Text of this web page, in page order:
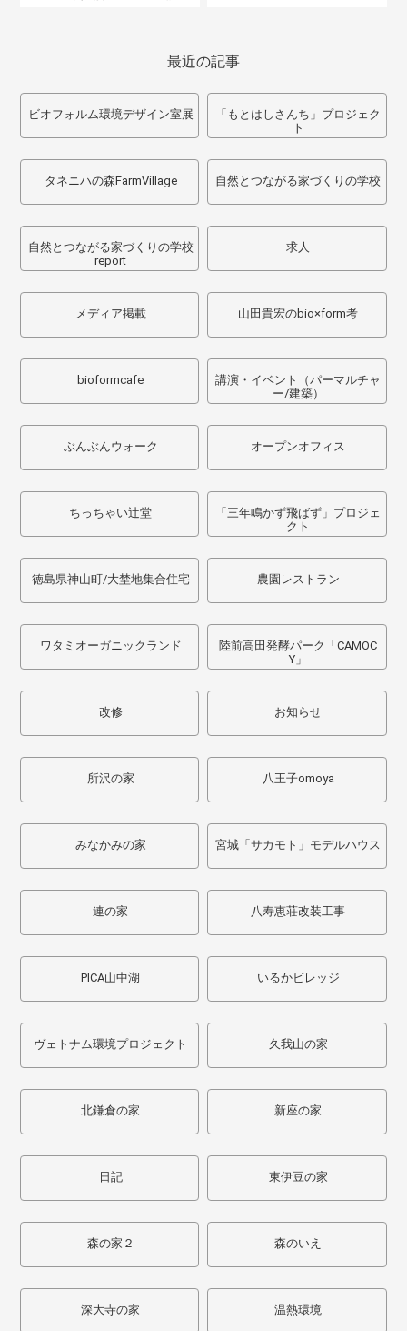
最近の記事
ビオフォルム環境デザイン室展
「もとはしさんち」プロジェク
ト
タネニハの森FarmVillage 自然とつながる家づくりの学校
自然とつながる家づくりの学校
report
求人
メディア掲載 山田貴宏のbio×form考
bioformcafe
講演・イベント（パーマルチャ
ー/建築）
ぶんぶんウォーク オープンオフィス
ちっちゃい辻堂
「三年鳴かず飛ばず」プロジェ
クト
徳島県神山町/大埜地集合住宅 農園レストラン
ワタミオーガニックランド
陸前高田発酵パーク「CAMOC
Y」
改修 お知らせ
所沢の家 八王子omoya
みなかみの家 宮城「サカモト」モデルハウス
連の家 八寿恵荘改装工事
PICA山中湖 いるかビレッジ
ヴェトナム環境プロジェクト 久我山の家
北鎌倉の家 新座の家
日記 東伊豆の家
森の家２ 森のいえ
深大寺の家 温熱環境